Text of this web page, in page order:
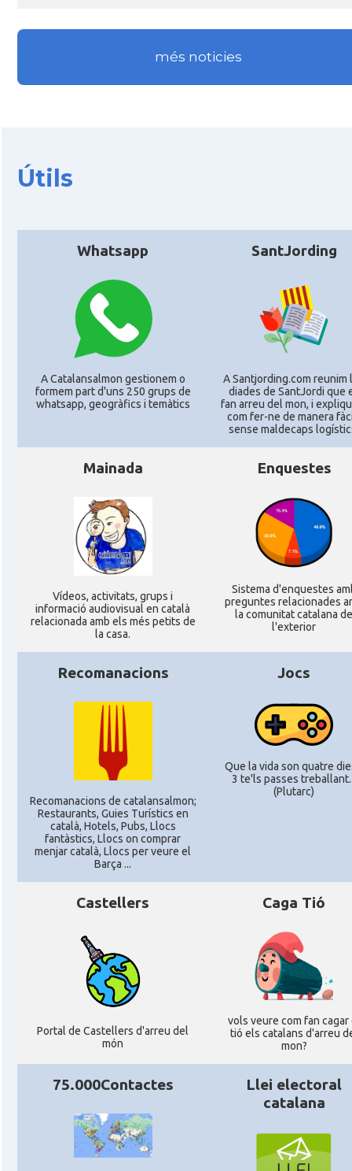
Acció ACCIÓ Miami
Delegació
Consolat Consolat general a Chicago
Consolat Consolat general a Houston
Consolat Consolat general a Los Angeles
Consolat Consolat general a Miami
Consolat general a New York City
Consolat Consolat general a San Francisco
Consolat Consolat general a Washington
Ambaixada
Ambaixada espanyola a Estats Units
* + ambaixades i consolats
més noticies
Útils
Whatsapp
A Catalansalmon gestionem o
formem part d'uns 250 grups de
whatsapp, geogràfics i temàtics
SantJording
A Santjording.com reunim
diades de SantJordi que
fan arreu del mon, i
com fer-ne de manera
sense maldecaps
Mainada
Ví­deos, activitats, grups i
informació audiovisual en català
relacionada amb els més petits de
la casa.
Enquestes
Sistema d'enquestes
preguntes relacionades
la comunitat catalana de
l'exterior
Recomanacions
Recomanacions de catalansalmon;
Restaurants, Guies Turístics en
català, Hotels, Pubs, Llocs
fantàstics, Llocs on comprar
menjar català, Llocs per veure el
Barça ...
Jocs
Que la vida son quatre
3 te'ls passes
(Plutarc)
Castellers
Portal de Castellers d'arreu del
món
Caga Tió
vols veure com fan cagar
tió els catalans d'arreu
mon?
75.000Contactes
Llei electoral
catalana